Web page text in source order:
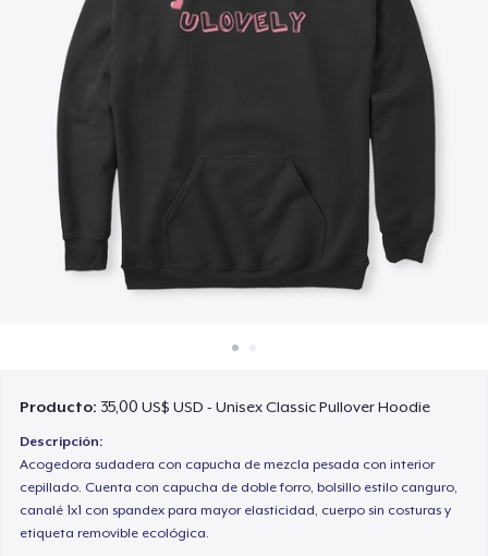
Producto: 35,00 US$ USD - Unisex Classic Pullover Hoodie
Descripción:
Acogedora sudadera con capucha de mezcla pesada con interior
cepillado. Cuenta con capucha de doble forro, bolsillo estilo canguro,
canalé 1x1 con spandex para mayor elasticidad, cuerpo sin costuras y
etiqueta removible ecológica.